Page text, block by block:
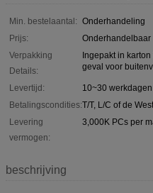
Min. bestelaantal: Onderhandeling
Prijs:
Onderhandelbaar
Verpakking
Details:
Ingepakt in
geval voor
Levertijd:
10~30
Betalingscondities:T/T, L/C of de
Levering
vermogen:
3,000K PCs per
beschrijving